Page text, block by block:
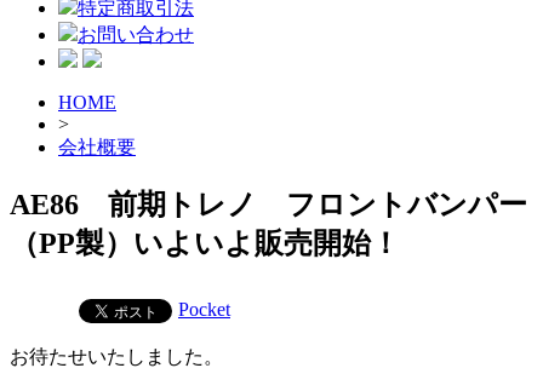
特定商取引法
お問い合わせ
HOME
>
会社概要
AE86 前期トレノ フロントバンパー
（PP製）いよいよ販売開始！
Pocket
お待たせいたしました。